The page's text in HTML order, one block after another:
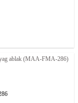
ablak (MAA-FMA-286)